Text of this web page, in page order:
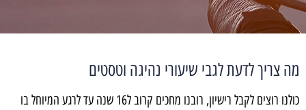
מה צריך לדעת לגבי שיעורי נהיגה וטסטים
כולנו רוצים לקבל רישיון, רובנו מחכים קרוב ל16 שנה עד לרגע המיוחל בו